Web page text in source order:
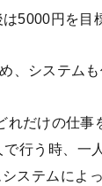
5000円を目
、システムも
れだけの仕事
行う時、
ステムによ